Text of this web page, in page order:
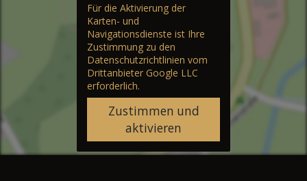
Für die Aktivierung der
Karten- und
Navigationsdienste ist Ihre
Zustimmung zu den
Datenschutzrichtlinien vom
Drittanbieter Google LLC
erforderlich.
Zustimmen und
aktivieren